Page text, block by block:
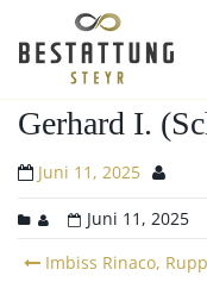
Gerhard I.
Juni 11, 2025
Juni 11, 2025
Post
Imbiss Rinaco,